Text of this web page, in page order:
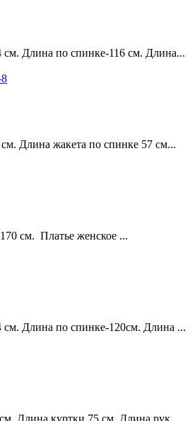
см. Длина по спинке-116 см. Длина...
Длина жакета по спинке 57 см...
см. Платье женское ...
см. Длина по спинке-120см. Длина ...